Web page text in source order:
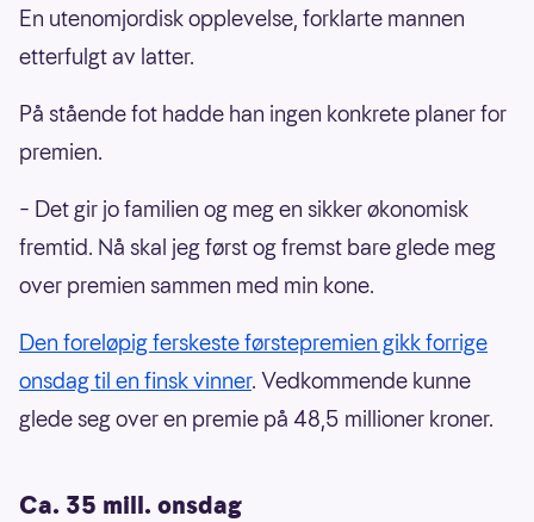
En utenomjordisk opplevelse, forklarte mannen
etterfulgt av latter.
På stående fot hadde han ingen konkrete planer for
premien.
– Det gir jo familien og meg en sikker økonomisk
fremtid. Nå skal jeg først og fremst bare glede meg
over premien sammen med min kone.
Den foreløpig ferskeste førstepremien gikk forrige
onsdag til en finsk vinner. Vedkommende kunne
glede seg over en premie på 48,5 millioner kroner.
Ca. 35 mill. onsdag